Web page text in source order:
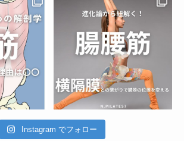
Instagram でフォロー